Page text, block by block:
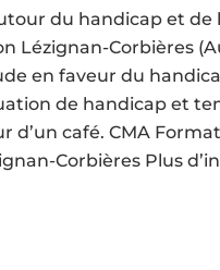
du handicap et de
Lézignan-Corbières
en faveur du
de handicap et
d’un café. CMA
Corbières Plus